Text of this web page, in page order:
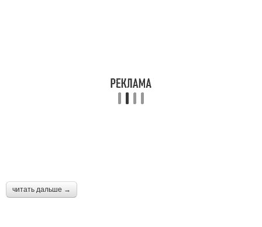
читать дальше →